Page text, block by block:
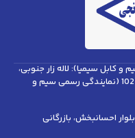
سیمیا): لاله زار جنوبی،
کوچه شاهچراغی، پاساژ پانیذ، پلاک 101 و 102 (نمایندگی رسمی سیم و
احسانبخش، بازرگانی